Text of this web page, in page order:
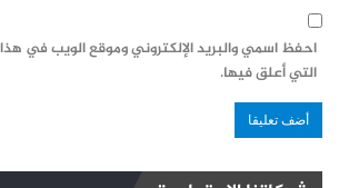
احفظ اسمي والبريد الإلكتروني وموقع الويب في هذا
التي أعلق فيها.